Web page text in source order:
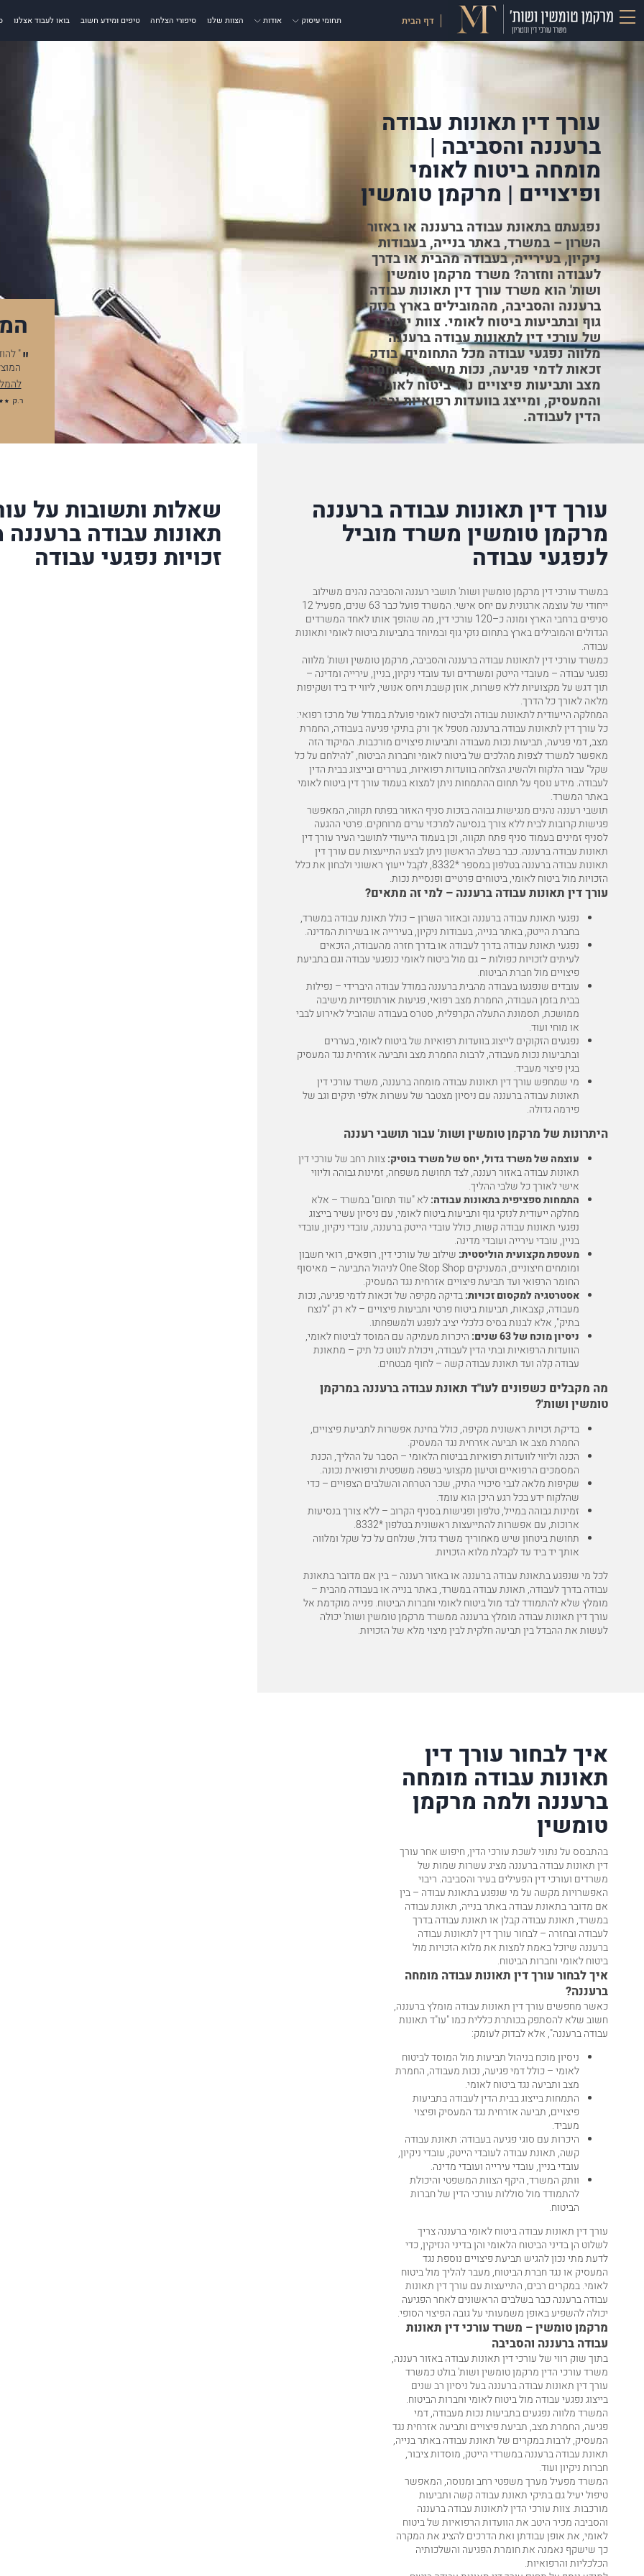
דף הבית תחומי עיסוק אודות הצוות שלנו סיפורי הצלחה טיפים ומידע חשוב בואו לעבוד אצלנו
עורך דין תאונות עבודה
ברעננה והסביבה |
מומחה ביטוח לאומי
ופיצויים | מרקמן טומשין
נפגעתם בתאונת עבודה ברעננה או באזור
השרון – במשרד, באתר בנייה, בעבודות
ניקיון, בעירייה, בעבודה מהבית או בדרך
לעבודה וחזרה? משרד מרקמן טומשין
ושות' הוא משרד עורך דין תאונות עבודה
ברעננה והסביבה, מהמובילים בארץ בנזקי
גוף ובתביעות ביטוח לאומי. צוות ייעודי
של עורכי דין לתאונות עבודה ברעננה
מלווה נפגעי עבודה מכל התחומים, בודק
זכאות לדמי פגיעה, נכות מעבודה, החמרת
מצב ותביעות פיצויים נגד ביטוח לאומי
והמעסיק, ומייצג בוועדות רפואיות ובבית
הדין לעבודה.
רבה על היחס, הליווי המקצועי והחתירה להצלחה בתביעה
אזכור לטובה מיוחדת את המשרד "מרקמן את טומשין". יש לי הערכה
עצומה למשרד, ובמיוחד לעו"ד מלכיאל. הילדים בטח היו קוראים…
להמלצה המלאה
א.כ
"
עורך דין תאונות עבודה ברעננה
מרקמן טומשין משרד מוביל
לנפגעי עבודה
במשרד עורכי דין מרקמן טומשין ושות' תושבי רעננה והסביבה נהנים משילוב
ייחודי של עוצמה ארגונית עם יחס אישי. המשרד פועל כבר 63 שנים, מפעיל 12
סניפים ברחבי הארץ ומונה כ–120 עורכי דין, מה שהופך אותו לאחד המשרדים
הגדולים והמובילים בארץ בתחום נזקי גוף ובמיוחד בתביעות ביטוח לאומי ותאונות
עבודה.
כמשרד עורכי דין לתאונות עבודה ברעננה והסביבה, מרקמן טומשין ושות' מלווה
נפגעי עבודה – מעובדי הייטק ומשרדים ועד עובדי ניקיון, בניין, עירייה ומדינה –
תוך דגש על מקצועיות ללא פשרות, אוזן קשבת ויחס אנושי, ליווי יד ביד ושקיפות
מלאה לאורך כל הדרך.
המחלקה הייעודית לתאונות עבודה ולביטוח לאומי פועלת במודל של מרכז רפואי:
כל עורך דין לתאונות עבודה ברעננה מטפל אך ורק בתיקי פגיעה בעבודה, החמרת
מצב, דמי פגיעה, תביעות נכות מעבודה ותביעות פיצויים מורכבות. המיקוד הזה
מאפשר למשרד לצפות מהלכים של ביטוח לאומי וחברות הביטוח, "להילחם על כל
שקל" עבור הלקוח ולהשיג הצלחה בוועדות רפואיות, בעררים ובייצוג בבית הדין
לעבודה. מידע נוסף על תחום ההתמחות ניתן למצוא בעמודעורך דין ביטוח לאומי
באתר המשרד.
תושבי רעננה נהנים מנגישות גבוהה בזכות סניף האזור בפתח תקווה, המאפשר
פגישות קרובות לבית ללא צורך בנסיעה למרכזי ערים מרוחקים. פרטי ההגעה
לסניף זמינים בעמודסניף פתח תקווה, וכן בעמוד הייעודי לתושבי העירעורך דין
תאונות עבודה ברעננה. כבר בשלב הראשון ניתן לבצע התייעצות עם עורך דין
תאונות עבודה ברעננה בטלפון במספר*8332
, לקבל ייעוץ ראשוני ולבחון את כלל
הזכויות מול ביטוח לאומי, ביטוחים פרטיים ופנסיית נכות.
עורך דין תאונות עבודה ברעננה – למי זה מתאים?
נפגעי תאונת עבודה ברעננה ובאזור השרון – כולל תאונת עבודה במשרד,
בחברת הייטק, באתר בנייה, בעבודות ניקיון, בעירייה או בשירות המדינה.
נפגעי תאונת עבודה בדרך לעבודה או בדרך חזרה מהעבודה, הזכאים
לעיתים לזכויות כפולות – גם מול ביטוח לאומי כנפגעי עבודה וגם בתביעת
פיצויים מול חברת הביטוח.
עובדים שנפגעו בעבודה מהבית ברעננה במודל עבודה היברידי – נפילות
בבית בזמן העבודה, החמרת מצב רפואי, פגיעות אורתופדיות מישיבה
ממושכת, תסמונת התעלה הקרפלית, סטרס בעבודה שהוביל לאירוע לבבי
או מוחי ועוד.
נפגעים הזקוקים לייצוג בוועדות רפואיות של ביטוח לאומי, בעררים
ובתביעות נכות מעבודה, לרבות החמרת מצב ותביעה אזרחית נגד המעסיק
בגין פיצוי מעביד.
מי שמחפש עורך דין תאונות עבודה מומחה ברעננה, משרד עורכי דין
תאונות עבודה ברעננה עם ניסיון מצטבר של עשרות אלפי תיקים וגב של
פירמה גדולה.
היתרונות של מרקמן טומשין ושות' עבור תושבי רעננה
עוצמה של משרד גדול, יחס של משרד בוטיק:צוות רחב של עורכי דין
תאונות עבודה באזור רעננה, לצד תחושת משפחה, זמינות גבוהה וליווי
אישי לאורך כל שלבי ההליך.
התמחות ספציפית בתאונות עבודה:לא "עוד תחום" במשרד – אלא
מחלקה ייעודית לנזקי גוף ותביעות ביטוח לאומי, עם ניסיון עשיר בייצוג
נפגעי תאונות עבודה קשות, כולל עובדי הייטק ברעננה, עובדי ניקיון, עובדי
בניין, עובדי עירייה ועובדי מדינה.
מעטפת מקצועית הוליסטית: שילוב של עורכי דין, רופאים, רואי חשבון
ומומחים חיצוניים, המעניקים One Stop Shop לניהול התביעה – מאיסוף
החומר הרפואי ועד תביעת פיצויים אזרחית נגד המעסיק.
אסטרטגיה למקסום זכויות:בדיקה מקיפה של זכאות לדמי פגיעה, נכות
מעבודה, קצבאות, תביעות ביטוח פרטי ותביעות פיצויים – לא רק "לנצח
בתיק", אלא לבנות בסיס כלכלי יציב לנפגע ולמשפחתו.
ניסיון מוכח של 63 שנים:
היכרות מעמיקה עם המוסד לביטוח לאומי,
הוועדות הרפואיות ובתי הדין לעבודה, ויכולת לנווט כל תיק – מתאונת
עבודה קלה ועד תאונת עבודה קשה – לחוף מבטחים.
מה מקבלים כשפונים לעו"ד תאונת עבודה ברעננה במרקמן
טומשין ושות'?
בדיקת זכויות ראשונית מקיפה, כולל בחינת אפשרות לתביעת פיצויים,
החמרת מצב או תביעה אזרחית נגד המעסיק.
הכנה וליווי לוועדות רפואיות בביטוח הלאומי – הסבר על ההליך, הכנת
המסמכים הרפואיים וטיעון מקצועי בשפה משפטית ורפואית נכונה.
שקיפות מלאה לגבי סיכויי התיק, שכר הטרחה והשלבים הצפויים – כדי
שהלקוח ידע בכל רגע היכן הוא עומד.
זמינות גבוהה במייל, טלפון ופגישות בסניף הקרוב – ללא צורך בנסיעות
ארוכות, עם אפשרות להתייעצות ראשונית בטלפון*8332
.
תחושת ביטחון שיש מאחוריך משרד גדול, שנלחם על כל שקל ומלווה
אותך יד ביד עד לקבלת מלוא הזכויות.
לכל מי שנפגע בתאונת עבודה ברעננה או באזור רעננה – בין אם מדובר בתאונת
עבודה בדרך לעבודה, תאונת עבודה במשרד, באתר בנייה או בעבודה מהבית –
מומלץ שלא להתמודד לבד מול ביטוח לאומי וחברות הביטוח. פנייה מוקדמת אל
עורך דין תאונות עבודה מומלץ ברעננה ממשרד מרקמן טומשין ושות' יכולה
לעשות את ההבדל בין תביעה חלקית לבין מיצוי מלא של הזכויות.
שאלות ותשובות על
תאונות עבודה
זכויות נפגעי עבודה
איך לבחור עורך דין
תאונות עבודה מומחה
ברעננה ולמה מרקמן
טומשין
בהתבסס על נתוני לשכת עורכי הדין, חיפוש אחר עורך
דין תאונות עבודה ברעננה מציג עשרות שמות של
משרדים ועורכי דין הפעילים בעיר והסביבה. ריבוי
האפשרויות מקשה על מי שנפגע בתאונת עבודה – בין
אם מדובר בתאונת עבודה באתר בנייה, תאונת עבודה
במשרד, תאונת עבודה קבלן או תאונת עבודה בדרך
לעבודה ובחזרה – לבחור עורך דין לתאונות עבודה
ברעננה שיוכל באמת למצות את מלוא הזכויות מול
ביטוח לאומי וחברות הביטוח.
איך לבחור עורך דין תאונות עבודה מומחה
ברעננה?
כאשר מחפשים עורך דין תאונות עבודה מומלץ ברעננה,
חשוב שלא להסתפק בכותרת כללית כמו "עו"ד תאונות
עבודה ברעננה", אלא לבדוק לעומק:
ניסיון מוכח בניהול תביעות מול המוסד לביטוח
לאומי – כולל דמי פגיעה, נכות מעבודה, החמרת
מצב ותביעה נגד ביטוח לאומי.
התמחות בייצוג בבית הדין לעבודה בתביעות
פיצויים, תביעה אזרחית נגד המעסיק ופיצוי
מעביד.
היכרות עם סוגי פגיעה בעבודה: תאונת עבודה
קשה, תאונת עבודה לעובדי הייטק, עובדי ניקיון,
עובדי בניין, עובדי עירייה ועובדי מדינה.
וותק המשרד, היקף הצוות המשפטי והיכולת
להתמודד מול סוללות עורכי הדין של חברות
הביטוח.
עורך דין תאונות עבודה ביטוח לאומי ברעננה צריך
לשלוט הן בדיני הביטוח הלאומי והן בדיני הנזיקין, כדי
לדעת מתי נכון להגיש תביעת פיצויים נוספת נגד
המעסיק או נגד חברת הביטוח, מעבר להליך מול ביטוח
לאומי. במקרים רבים, התייעצות עם עורך דין תאונות
עבודה ברעננה כבר בשלבים הראשונים לאחר הפגיעה
יכולה להשפיע באופן משמעותי על גובה הפיצוי הסופי.
מרקמן טומשין – משרד עורכי דין תאונות
עבודה ברעננה והסביבה
בתוך שוק רווי של עורכי דין תאונות עבודה באזור רעננה,
משרד עורכי הדין מרקמן טומשין ושות' בולט כמשרד
עורך דין תאונות עבודה ברעננה בעל ניסיון רב שנים
בייצוג נפגעי עבודה מול ביטוח לאומי וחברות הביטוח.
המשרד מלווה נפגעים בתביעות נכות מעבודה, דמי
פגיעה, החמרת מצב, תביעת פיצויים ותביעה אזרחית נגד
המעסיק, לרבות במקרים של תאונת עבודה באתר בנייה,
תאונת עבודה ברעננה במשרדי הייטק, מוסדות ציבור,
חברות ניקיון ועוד.
המשרד מפעיל מערך משפטי רחב ומנוסה, המאפשר
טיפול יעיל גם בתיקי תאונת עבודה קשה ותביעות
מורכבות. צוות עורכי הדין לתאונות עבודה ברעננה
והסביבה מכיר היטב את הוועדות הרפואיות של ביטוח
לאומי, את אופן עבודתן ואת הדרכים להציג את המקרה
כך שישקף נאמנה את חומרת הפגיעה והשלכותיה
הכלכליות והרפואיות.